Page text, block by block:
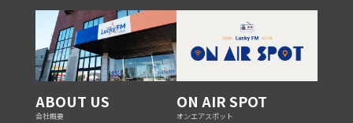
ABOUT US
会社概要
ON AIR SPOT
オンエアスポット